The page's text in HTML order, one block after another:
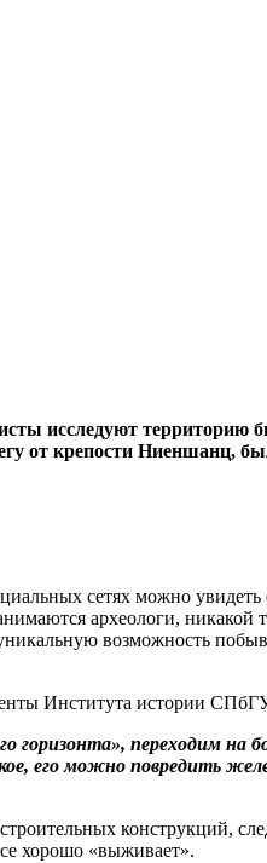
исследуют территорию
от крепости Ниеншанц,
сетях можно
археологи, никакой
возможность
Института истории
горизонта», переходим на
его можно повредить
конструкций,
хорошо «выживает».